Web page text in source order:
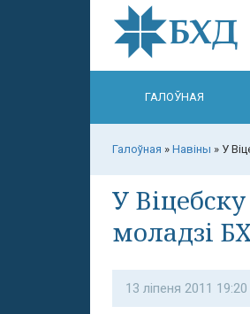
ГАЛОЎНАЯ
Галоўная » Навіны » У
У
моладзі
13 ліпеня 2011